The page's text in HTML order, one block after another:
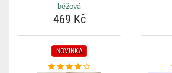
béžová
469 Kč
NOVINKA